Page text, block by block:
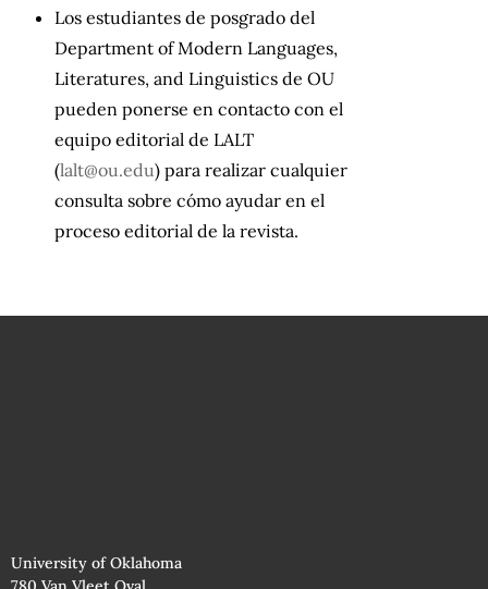
Los estudiantes de posgrado del
Department of Modern Languages,
Literatures, and Linguistics de OU
pueden ponerse en contacto con el
equipo editorial de LALT
(lalt@ou.edu) para realizar cualquier
consulta sobre cómo ayudar en el
proceso editorial de la revista.
University of Oklahoma